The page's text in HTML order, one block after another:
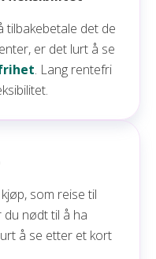
tilbakebetale det de
er det lurt å se
. Lang rentefri
som reise til
du nødt til å ha
å se etter et kort